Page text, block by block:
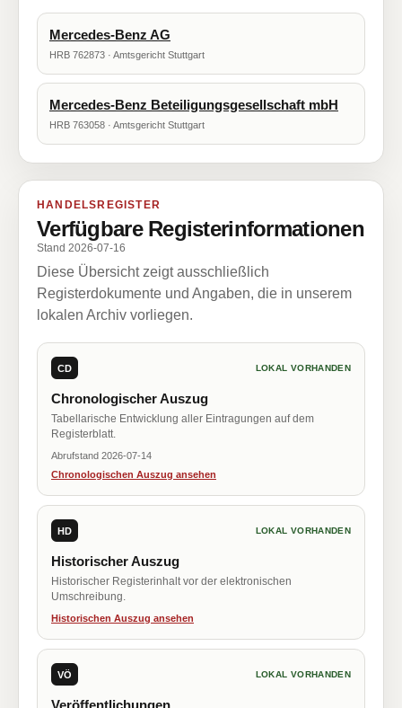
Mercedes-Benz AG
HRB 762873 · Amtsgericht Stuttgart
Mercedes-Benz Beteiligungsgesellschaft mbH
HRB 763058 · Amtsgericht Stuttgart
HANDELSREGISTER
Verfügbare Registerinformationen
Stand 2026-07-16
Diese Übersicht zeigt ausschließlich
Registerdokumente und Angaben, die in unserem
lokalen Archiv vorliegen.
CD LOKAL VORHANDEN
Chronologischer Auszug
Tabellarische Entwicklung aller Eintragungen auf dem
Registerblatt.
Abrufstand 2026-07-14
Chronologischen Auszug ansehen
HD LOKAL VORHANDEN
Historischer Auszug
Historischer Registerinhalt vor der elektronischen
Umschreibung.
Historischen Auszug ansehen
VÖ LOKAL VORHANDEN
Veröffentlichungen